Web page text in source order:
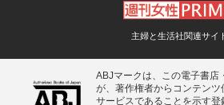
主婦と生活社関連サイ
ABJマークは、この電子書店
が、著作権者からコンテン
サービスであることを示す